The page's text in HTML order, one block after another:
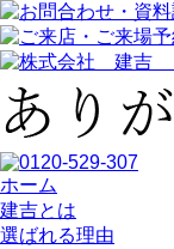
ホーム
建吉とは
選ばれる理由